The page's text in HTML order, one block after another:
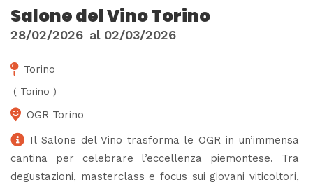
Salone del Vino Torino
28/02/2026 al 02/03/2026
Torino
( Torino )
OGR Torino
Il Salone del Vino trasforma le OGR in un’immensa
cantina per celebrare l’eccellenza piemontese. Tra
degustazioni, masterclass e focus sui giovani viticoltori,